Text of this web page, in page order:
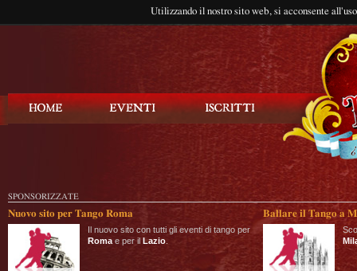
Utilizzando il nostro sito web, si acconsente
SPONSORIZZATE
Nuovo sito per Tango Roma
Il nuovo sito con tutti gli eventi di tango per
Roma e per il Lazio
Ballare il Tango a